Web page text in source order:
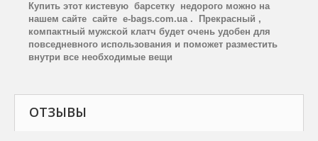
Купить этот кистевую барсетку недорого можно на
нашем сайте сайте e-bags.com.ua.
Прекрасный ,
компактный мужской клатч будет очень удобен для
повседневного использования и поможет разместить
внутри все необходимые вещи
ОТЗЫВЫ